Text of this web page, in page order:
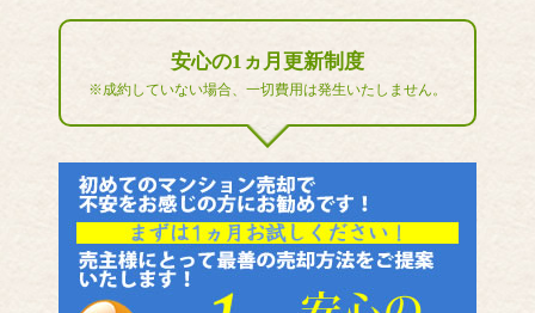
安心の1ヵ月更新制度
※成約していない場合、一切費用は発生いたしません。